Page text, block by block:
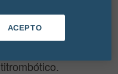
ACEPTO